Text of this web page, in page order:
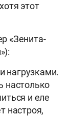
этот
«Зенита-
нагрузками.
настолько
и еле
настроя,